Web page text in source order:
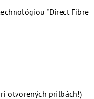
"Direct Fibre
otvorených prilbách!)